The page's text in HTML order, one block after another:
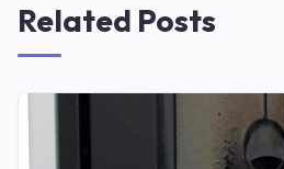
Related Posts